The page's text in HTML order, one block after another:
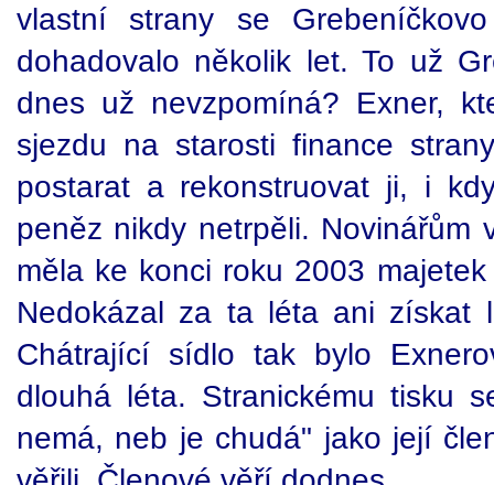
vlastní strany se
dohadovalo několik let. To už
dnes už nevzpomíná? Exner,
sjezdu na starosti finance
postarat a rekonstruovat ji, i
peněz nikdy netrpěli. Novinářům
měla ke konci roku 2003
Nedokázal za ta léta ani získat
Chátrající sídlo tak bylo
dlouhá léta. Stranickému tisku
nemá, neb je chudá" jako její